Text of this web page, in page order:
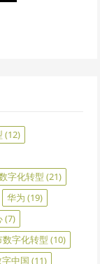
(12)
字化转型 (21)
华为 (19)
(7)
数字化转型 (10)
字中国 (11)